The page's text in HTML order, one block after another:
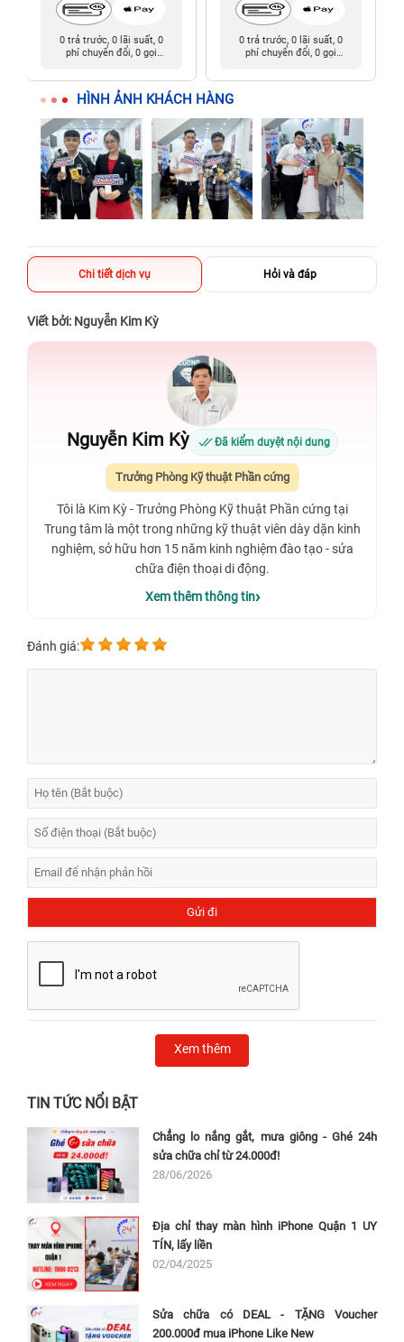
0 trả trước, 0 lãi suất, 0
phí chuyển đổi, 0 gọi
0 trả trước, 0 lãi suất, 0
phí chuyển đổi, 0 gọi
HÌNH ẢNH KHÁCH HÀNG
Chi tiết dịch vụ Hỏi và đáp
Viết bởi: Nguyễn Kim Kỳ
Nguyễn Kim Kỳ Đã kiểm duyệt nội dung
Trưởng Phòng Kỹ thuật Phần cứng
Tôi là Kim Kỳ - Trưởng Phòng Kỹ thuật Phần cứng tại
Trung tâm là một trong những kỹ thuật viên dày dặn kinh
nghiệm, sở hữu hơn 15 năm kinh nghiệm đào tạo - sửa
chữa điện thoại di động.
Xem thêm thông tin
Đánh giá:
Xem thêm
TIN TỨC NỔI BẬT
Chẳng lo nắng gắt, mưa giông - Ghé 24h
sửa chữa chỉ từ 24.000đ!
28/06/2026
Địa chỉ thay màn hình iPhone Quận 1 UY
TÍN, lấy liền
02/04/2025
Sửa chữa có DEAL - TẶNG Voucher
200.000đ mua iPhone Like New